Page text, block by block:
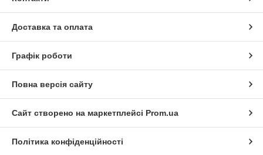
Доставка та оплата
Графік роботи
Повна версія сайту
Сайт створено на маркетплейсі Prom.ua
Політика конфіденційності